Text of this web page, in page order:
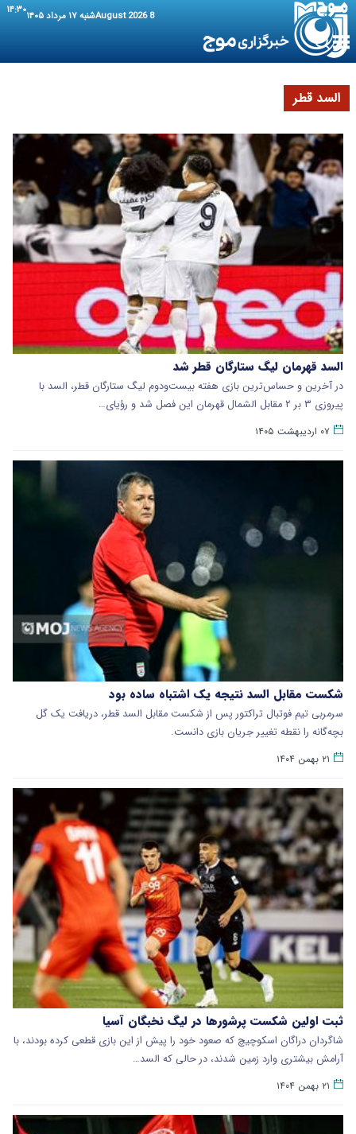
8 August 2026 شنبه ۱۷ مرداد ۱۴۰۵ ۱۴:۳۰
السد قطر
السد قهرمان لیگ ستارگان قطر شد
در آخرین و حساس‌ترین بازی هفته بیست‌ودوم لیگ ستارگان قطر، السد با
پیروزی ۳ بر ۲ مقابل الشمال قهرمان این فصل شد و رؤیای…
۰۷ اردیبهشت ۱۴۰۵
شکست مقابل السد نتیجه یک اشتباه ساده بود
سرمربی تیم فوتبال تراکتور پس از شکست مقابل السد قطر، دریافت یک گل
بچه‌گانه را نقطه تغییر جریان بازی دانست.
۲۱ بهمن ۱۴۰۴
ثبت اولین شکست پرشورها در لیگ نخبگان آسیا
شاگردان دراگان اسکوچیچ که صعود خود را پیش از این بازی قطعی کرده بودند، با
آرامش بیشتری وارد زمین شدند، در حالی که السد…
۲۱ بهمن ۱۴۰۴